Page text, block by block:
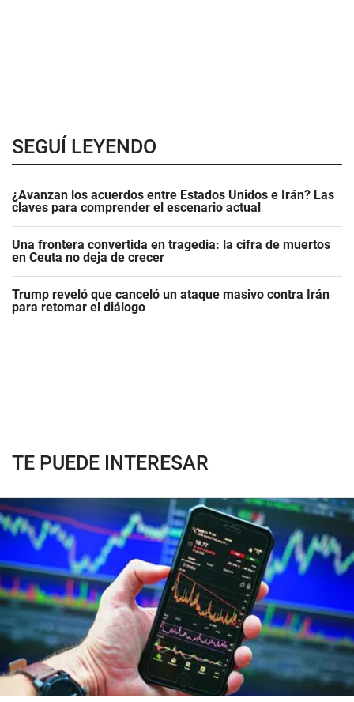
SEGUÍ LEYENDO
¿Avanzan los acuerdos entre Estados Unidos e Irán? Las
claves para comprender el escenario actual
Una frontera convertida en tragedia: la cifra de muertos
en Ceuta no deja de crecer
Trump reveló que canceló un ataque masivo contra Irán
para retomar el diálogo
TE PUEDE INTERESAR